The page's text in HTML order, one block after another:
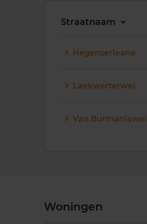
Straatnaam
Hegenserleane
Laekwerterwei
Van Burmaniawei
Woningen